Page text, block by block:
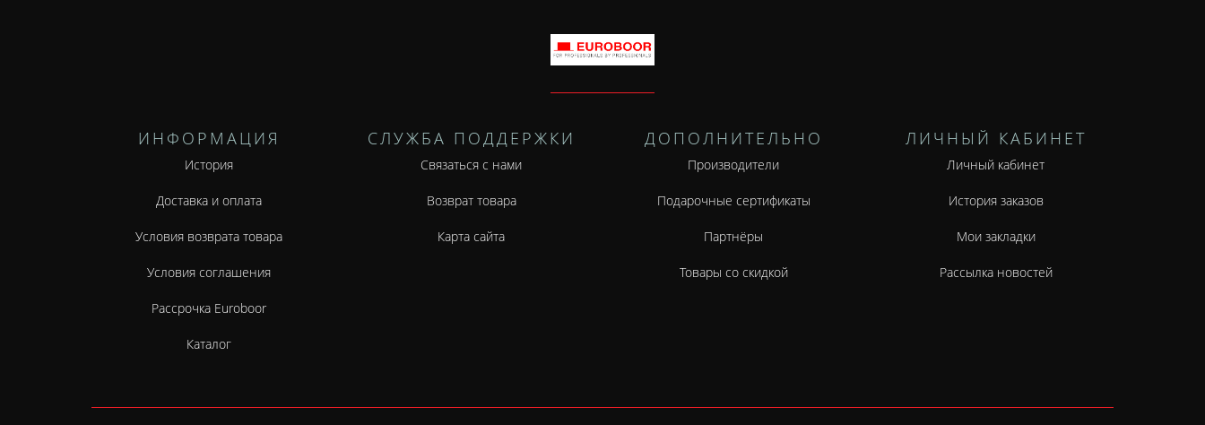
ИНФОРМАЦИЯ
История
Доставка и оплата
Условия возврата товара
Условия соглашения
Рассрочка Euroboor
Каталог
СЛУЖБА ПОДДЕРЖКИ
Связаться с нами
Возврат товара
Карта сайта
ДОПОЛНИТЕЛЬНО
Производители
Подарочные сертификаты
Партнёры
Товары со скидкой
ЛИЧНЫЙ КАБИНЕТ
Личный кабинет
История заказов
Мои закладки
Рассылка новостей